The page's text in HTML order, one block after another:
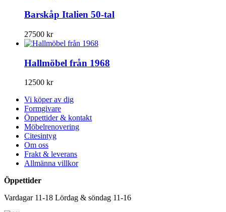
Barskåp Italien 50-tal
27500 kr
Hallmöbel från 1968
12500 kr
Vi köper av dig
Formgivare
Öppettider & kontakt
Möbelrenovering
Citesintyg
Om oss
Frakt & leverans
Allmänna villkor
Öppettider
Vardagar 11-18 Lördag & söndag 11-16